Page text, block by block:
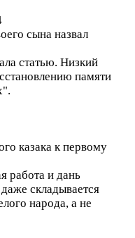
сына назвал
статью. Низкий
памяти
казака к первому
работа и дань
складывается
народа, а не